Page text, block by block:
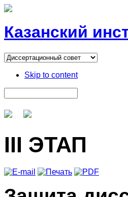
Казанский
Skip to content
III ЭТАП